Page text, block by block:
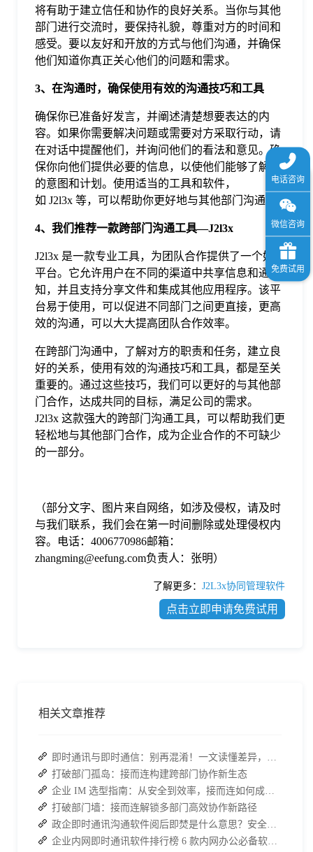
将有助于建立信任和协作的良好关系。当你与其他
部门进行交流时，要保持礼貌，尊重对方的时间和
感受。要以友好和开放的方式与他们沟通，并确保
他们知道你真正关心他们的问题和需求。
3、在沟通时，确保使用有效的沟通技巧和工具
确保你已准备好发言，并阐述清楚想要表达的内
容。如果你需要解决问题或需要对方采取行动，请
在对话中提醒他们，并询问他们的看法和意见。确
保你向他们提供必要的信息，以使他们能够了解你
的意图和计划。使用适当的工具和软件，
如 J2l3x 等，可以帮助你更好地与其他部门沟通。
4、我们推荐一款跨部门沟通工具—J2l3x
J2l3x 是一款专业工具，为团队合作提供了一个好的
平台。它允许用户在不同的渠道中共享信息和通
知，并且支持分享文件和集成其他应用程序。该平
台易于使用，可以促进不同部门之间更直接，更高
效的沟通，可以大大提高团队合作效率。
在跨部门沟通中，了解对方的职责和任务，建立良
好的关系，使用有效的沟通技巧和工具，都是至关
重要的。通过这些技巧，我们可以更好的与其他部
门合作，达成共同的目标，满足公司的需求。
J2l3x 这款强大的跨部门沟通工具，可以帮助我们更
轻松地与其他部门合作，成为企业合作的不可缺少
的一部分。
（部分文字、图片来自网络，如涉及侵权，请及时
与我们联系，我们会在第一时间删除或处理侵权内
容。电话：4006770986邮箱：
zhangming@eefung.com负责人：张明）
了解更多： J2L3x协同管理软件
点击立即申请免费试用
相关文章推荐
打破部门孤岛：接而连构建跨部门协作新生态
打破部门墙：接而连解锁多部门高效协作新路径